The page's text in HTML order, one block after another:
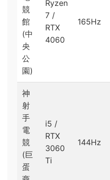
競
館
(中
央
公
園)
Ryzen
7 /
RTX
4060
165Hz
神
射
手
電
競
(巨
蛋
i5 /
RTX
3060
Ti
144Hz